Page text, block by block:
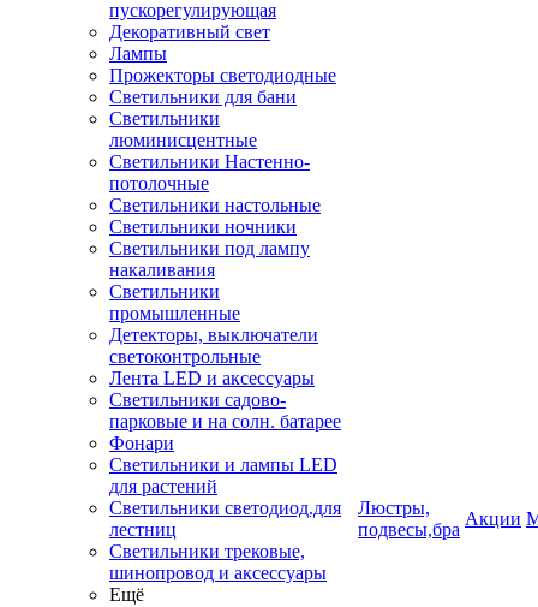
пускорегулирующая
Декоративный свет
Лампы
Прожекторы светодиодные
Светильники для бани
Светильники
люминисцентные
Светильники Настенно-
потолочные
Светильники настольные
Светильники ночники
Светильники под лампу
накаливания
Светильники
промышленные
Детекторы, выключатели
светоконтрольные
Лента LED и аксессуары
Светильники садово-
парковые и на солн. батарее
Фонари
Светильники и лампы LED
для растений
Светильники светодиод.для
лестниц
Светильники трековые,
шинопровод и аксессуары
Ещё
Люстры,
подвесы,бра
Акции